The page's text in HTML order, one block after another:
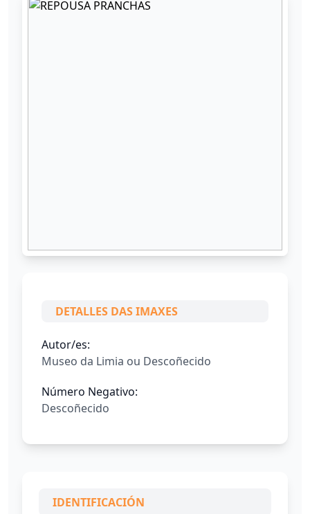
DETALLES DAS IMAXES
Autor/es:
Museo da Limia ou Descoñecido
Número Negativo:
Descoñecido
IDENTIFICACIÓN